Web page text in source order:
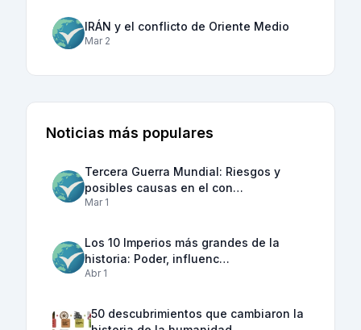
IRÁN y el conflicto de Oriente Medio
Mar 2
Noticias más populares
Tercera Guerra Mundial: Riesgos y
posibles causas en el con…
Mar 1
Los 10 Imperios más grandes de la
historia: Poder, influenc…
Abr 1
50 descubrimientos que cambiaron la